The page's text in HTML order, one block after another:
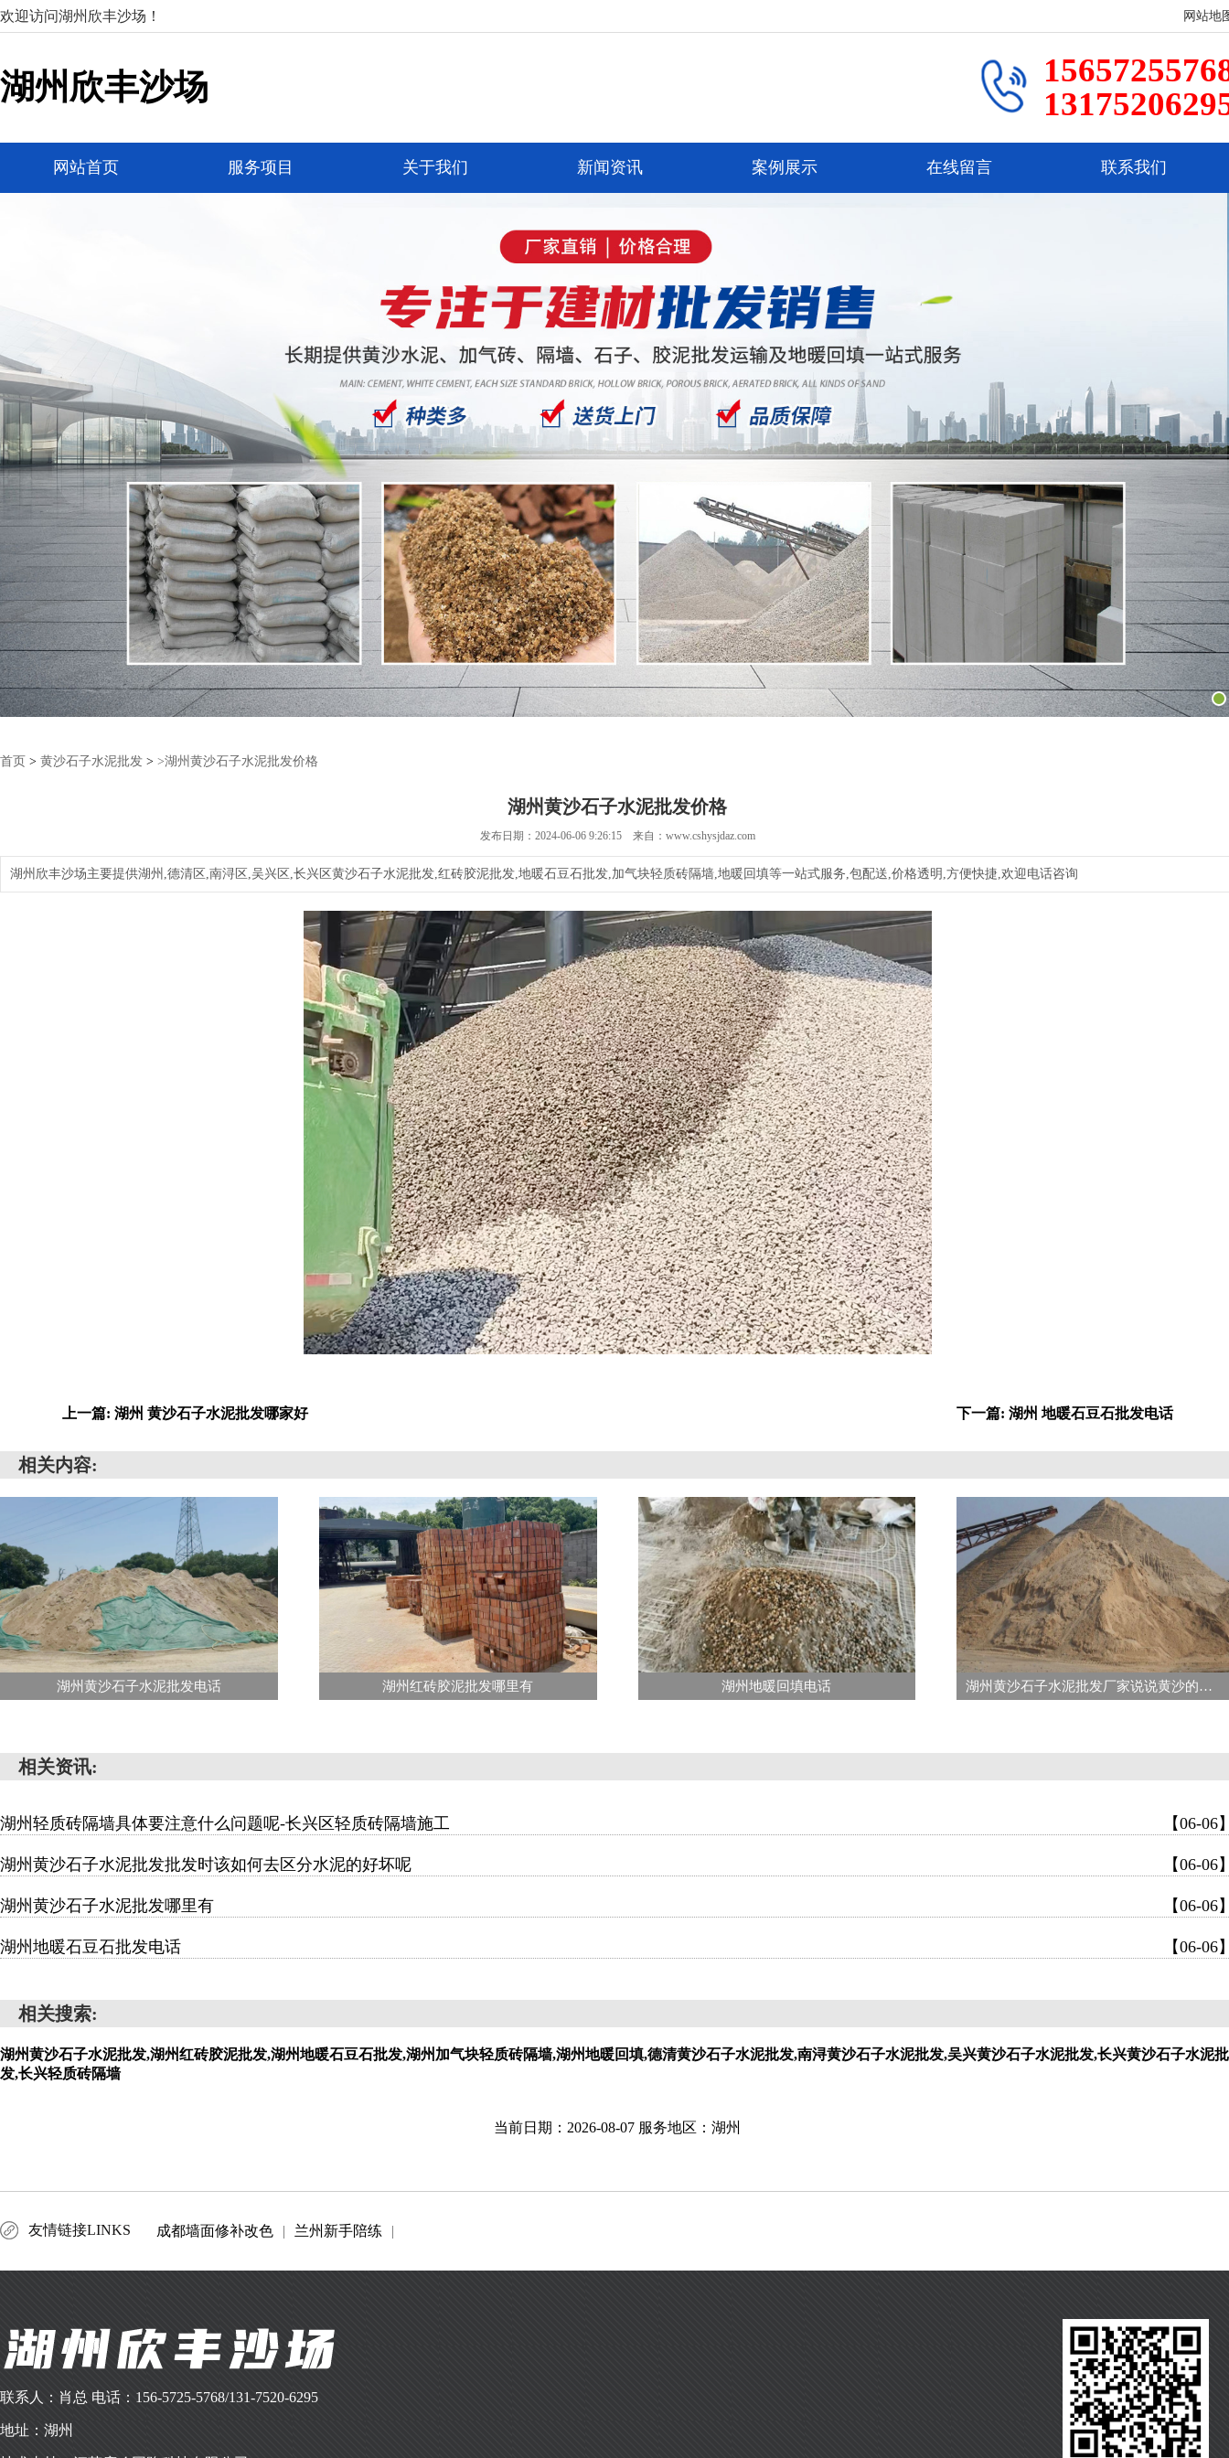
欢迎访问湖州欣丰沙场！ 网站地
湖州欣丰沙场
网站首页 服务项目 关于我们 新闻资讯 案例展示 在线留言 联系我们
首页 > 黄沙石子水泥批发 > >湖州黄沙石子水泥批发价格
湖州黄沙石子水泥批发价格
发布日期：2024-06-06 9:26:15 来自：www.cshysjdaz.com
湖州欣丰沙场主要提供湖州,德清区,南浔区,吴兴区,长兴区黄沙石子水泥批发,红砖胶泥批发,地暖石豆石批发,加气块轻质砖隔墙,地暖回填等一站式服务,包配送,价格透明,方便快捷,欢迎电话咨询
上一篇: 湖州 黄沙石子水泥批发哪家好 下一篇: 湖州 地暖石豆石批发电话
相关内容:
湖州黄沙石子水泥批发电话 湖州红砖胶泥批发哪里有 湖州地暖回填电话 湖州黄沙石子水泥批发厂家说说黄沙的种类都分为哪些呢
相关资讯:
湖州轻质砖隔墙具体要注意什么问题呢-长兴区轻质砖隔墙施工 【06-06
湖州黄沙石子水泥批发批发时该如何去区分水泥的好坏呢 【06-06
湖州黄沙石子水泥批发哪里有 【06-06
湖州地暖石豆石批发电话 【06-06
相关搜索:
湖州黄沙石子水泥批发,湖州红砖胶泥批发,湖州地暖石豆石批发,湖州加气块轻质砖隔墙,湖州地暖回填,德清黄沙石子水泥批发,南浔黄沙石子水泥批发,吴兴黄沙石子水泥批发,长兴黄沙石子水泥批
发,长兴轻质砖隔墙
当前日期：2026-08-07 服务地区：湖州
友情链接LINKS 成都墙面修补改色 | 兰州新手陪练 |
联系人：肖总 电话：156-5725-5768/131-7520-6295
地址：湖州